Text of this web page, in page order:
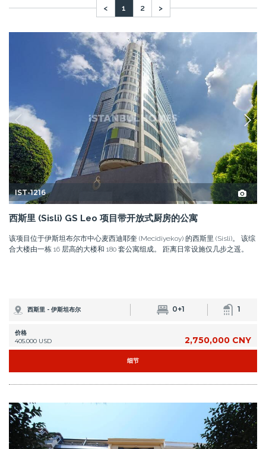
< 1 2 >
IST-1216
西斯里 (Sisli) GS Leo 项目带开放式厨房的公寓
该项目位于伊斯坦布尔市中心麦西迪耶奎 (Mecidiyekoy) 的西斯里 (Sisli)。 该综
合大楼由一栋 16 层高的大楼和 180 套公寓组成。 距离日常设施仅几步之遥。
西斯里 - 伊斯坦布尔 0+1 1
价格
405.000 USD
2,750,000 CNY
细节